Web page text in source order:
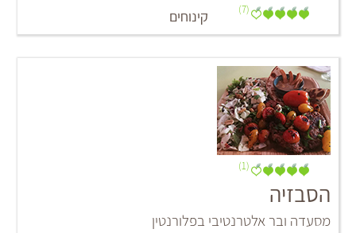
(7) קינוחים
(1)
הסבזיה
מסעדה ובר אלטרנטיבי בפלורנטין